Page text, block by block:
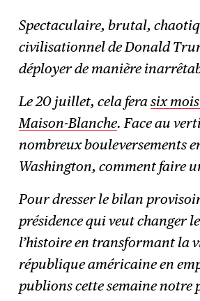
→ S'abonner
Spectaculaire, brutal,
civilisationnel de Donald
déployer de manière
Le 20 juillet, cela ferasix
Maison-Blanche. Face au
nombreux bouleversements
Washington, comment faire
Pour dresser le bilan
présidence qui veut changer
l’histoire en transformant la
république américaine en
publions cette semaine notre